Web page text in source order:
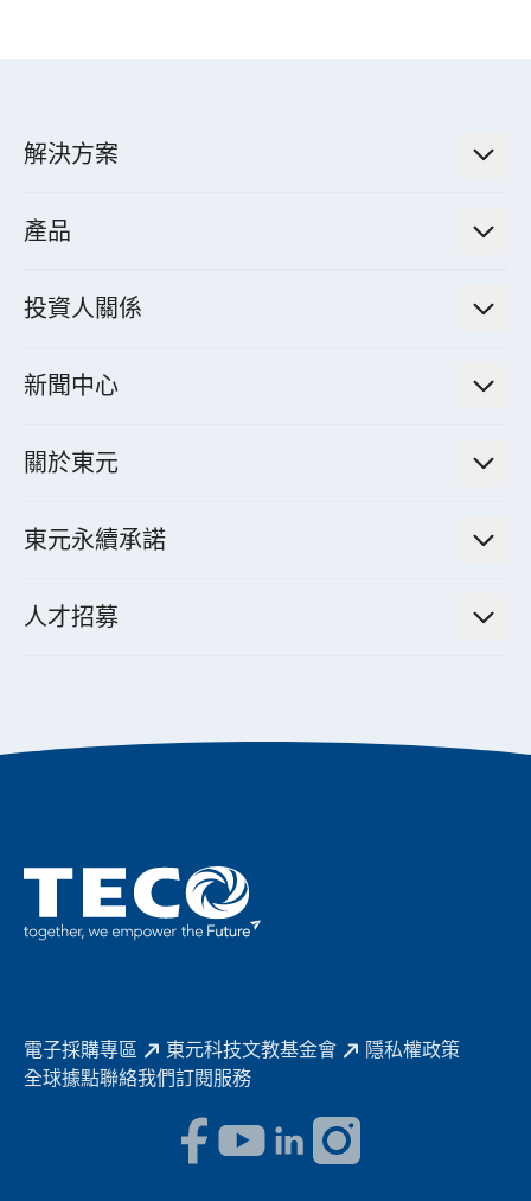
解決方案
電氣化解決方案
工業控制自動化解決方案
智慧商用空調節能解決方案
資料中心解決方案
產品
高效馬達與節能系統
減速機
機器關節模組系統
全領域空調產品
投資人關係
股東專欄
新聞中心
關於東元
公司治理
東元70
東元永續承諾
促進低碳轉型
永續報告書
人才招募
電子採購專區 東元科技文教基金會
隱私權政策
全球據點聯絡我們訂閱服務